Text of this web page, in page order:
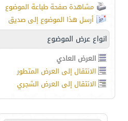
مشاهدة صفحة طباعة الموضوع
أرسل هذا الموضوع إلى صديق
انواع عرض الموضوع
العرض العادي
الانتقال إلى العرض المتطور
الانتقال إلى العرض الشجري